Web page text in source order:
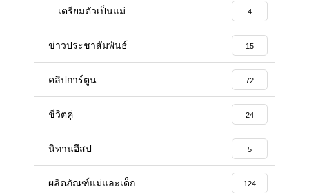
เตรียมตัวเป็นแม่ 4
ข่าวประชาสัมพันธ์ 15
คลิปการ์ตูน 72
ชีวิตคู่ 24
นิทานอีสป 5
ผลิตภัณฑ์แม่และเด็ก 124